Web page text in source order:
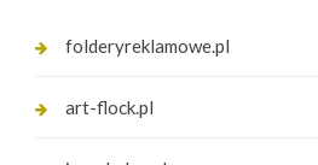
folderyreklamowe.pl
art-flock.pl